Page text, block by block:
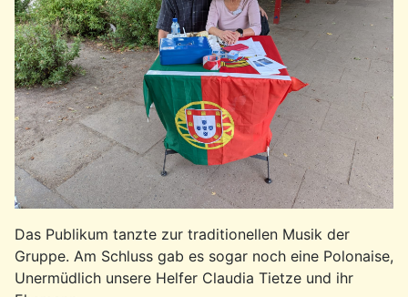
Das Publikum tanzte zur traditionellen Musik der
Gruppe. Am Schluss gab es sogar noch eine Polonaise,
Unermüdlich unsere Helfer Claudia Tietze und ihr